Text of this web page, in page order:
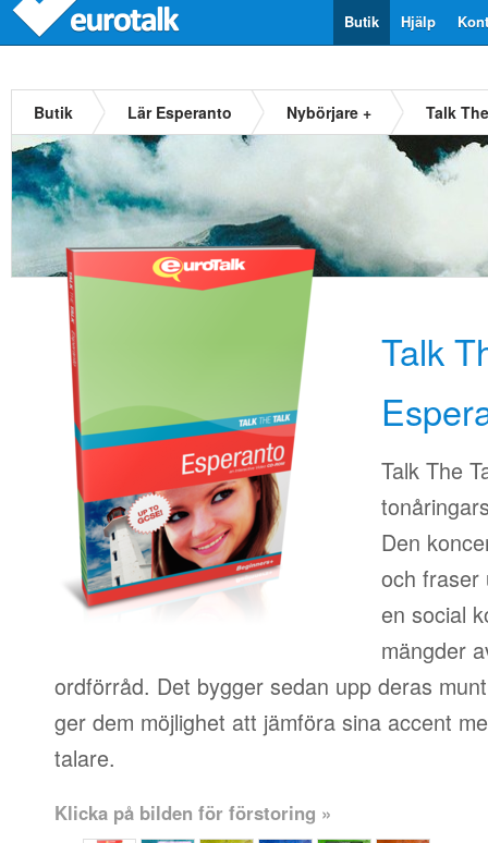
Hjälp
Butik
Butik Lär Esperanto Nybörjare + Talk
Talk
Talk The
Den
och fraser
en social
mängder
ordförråd. Det bygger sedan upp deras
ger dem möjlighet att jämföra sina accent
talare.
Klicka på bilden för förstoring »